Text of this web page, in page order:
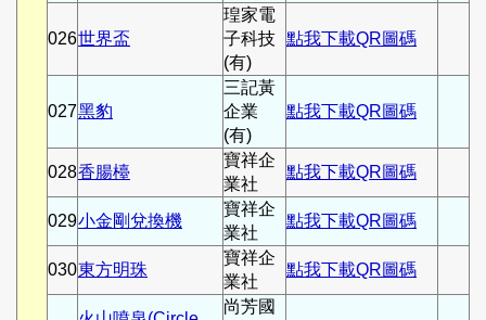
026世界盃
瑝家電
子科技
(有)
點我下載QR圖碼
027黑豹
三記黃
企業
(有)
點我下載QR圖碼
028香腸檯
寶祥企
業社
點我下載QR圖碼
029小金剛兌換機
寶祥企
業社
點我下載QR圖碼
030東方明珠
寶祥企
業社
點我下載QR圖碼
尚芳國